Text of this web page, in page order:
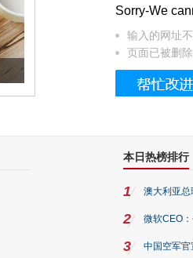
被列入佛家七宝的它到底有多美
Sorry-We
输入的网址
页面已被删除
本日热榜排行
1 澳大利亚
2 微软CEO
3 中国空军官